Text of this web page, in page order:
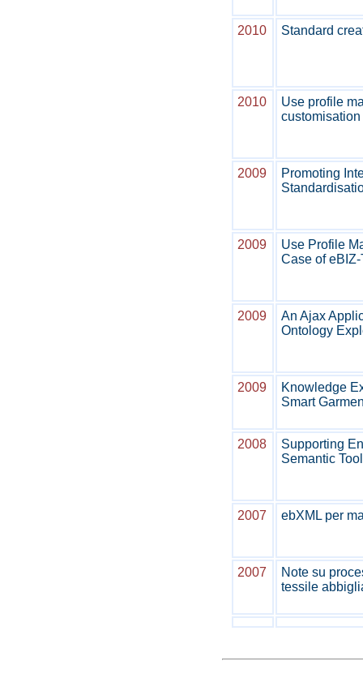
2010 Standard
2010
Use profile
customisation
2009
Promoting
2009
Use Profile
Case of
2009
An Ajax
Ontology
2009
Knowledge
Smart
2008
Supporting
Semantic
2007 ebXML per
2007
Note su
tessile